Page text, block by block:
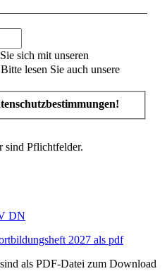
sich mit unseren
lesen Sie auch unsere
sind Pflichtfelder.
als PDF-Datei zum Download